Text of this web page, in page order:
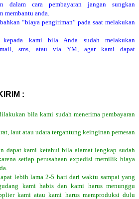
dalam cara pembayaran jangan sungkan
membantu anda.
“biaya pengiriman” pada saat melakukan
kami bila Anda sudah melakukan
sms, atau via YM, agar kami dapat
:
bila kami sudah menerima pembayaran
laut atau udara tergantung keinginan pemesan
dapat kami ketahui bila alamat lengkap sudah
setiap perusahaan expedisi memilik biaya
lebih lama 2-5 hari dari waktu sampai yang
kami habis dan kami harus menunggu
kami atau kami harus memproduksi dulu